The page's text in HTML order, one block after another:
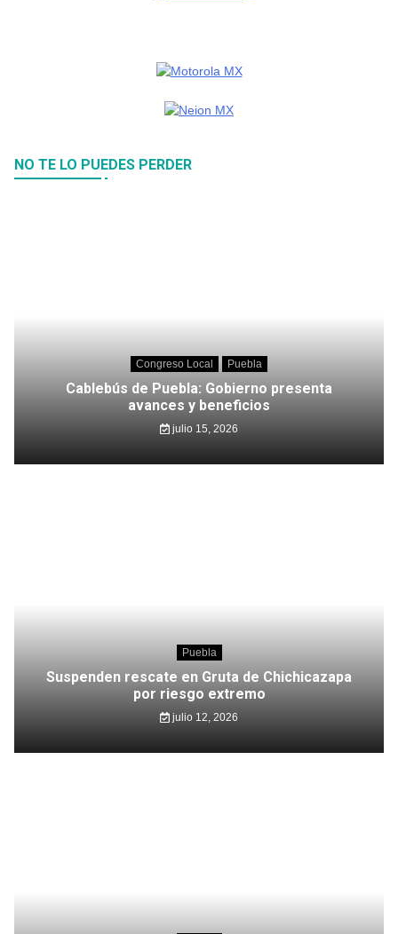
NO TE LO PUEDES PERDER
Congreso Local Puebla
Cablebús de Puebla: Gobierno presenta
avances y beneficios
julio 15, 2026
Puebla
Suspenden rescate en Gruta de Chichicazapa
por riesgo extremo
julio 12, 2026